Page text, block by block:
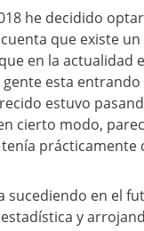
he decidido
que existe
en la actualidad
esta entrando
estuvo
cierto modo,
prácticamente
sucediendo en el
y